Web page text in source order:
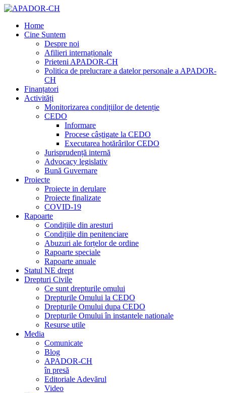
Home
Cine Suntem
Despre noi
Afilieri internaționale
Prieteni APADOR-CH
Politica de prelucrare a datelor personale a APADOR-
CH
Finanțatori
Activități
Monitorizarea condițiilor de detenție
CEDO
Informare
Procese câștigate la CEDO
Executarea hotărârilor CEDO
Jurisprudență internă
Advocacy legislativ
Bună Guvernare
Proiecte
Proiecte in derulare
Proiecte finalizate
COVID-19
Rapoarte
Condițiile din aresturi
Condițiile din penitenciare
Abuzuri ale forțelor de ordine
Rapoarte speciale
Rapoarte anuale
Statul NE drept
Drepturi Civile
Ce sunt drepturile omului
Drepturile Omului la CEDO
Drepturile Omului dupa CEDO
Drepturile Omului în instantele nationale
Resurse utile
Media
Comunicate
Blog
APADOR-CH
în presă
Editoriale Adevărul
Video